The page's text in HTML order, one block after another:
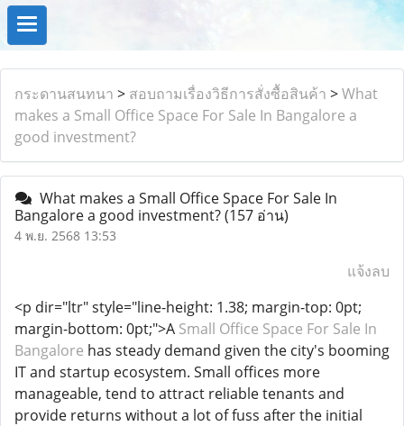
กระดานสนทนา > สอบถามเรื่องวิธีการสั่งซื้อสินค้า >What
makes a Small Office Space For Sale In Bangalore a
good investment?
What makes a Small Office Space For Sale In
Bangalore a good investment?(157 อ่าน)
4 พ.ย. 2568 13:53
แจ้งลบ
<p dir="ltr" style="line-height: 1.38; margin-top: 0pt;
margin-bottom: 0pt;">A Small Office Space For Sale In
Bangalore has steady demand given the city's booming
IT and startup ecosystem. Small offices more
manageable, tend to attract reliable tenants and
provide returns without a lot of fuss after the initial